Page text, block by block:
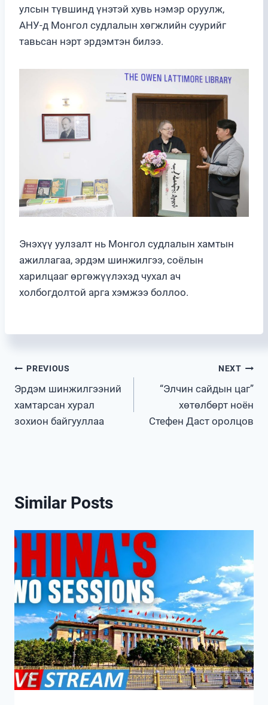
улсын түвшинд үнэтэй хувь нэмэр оруулж,
АНУ-д Монгол судлалын хөгжлийн суурийг
тавьсан нэрт эрдэмтэн билээ.
Энэхүү уулзалт нь Монгол судлалын хамтын
ажиллагаа, эрдэм шинжилгээ, соёлын
харилцааг өргөжүүлэхэд чухал ач
холбогдолтой арга хэмжээ боллоо.
Post
navigation
PREVIOUS
Эрдэм шинжилгээний
хамтарсан хурал
зохион байгууллаа
NEXT
“Элчин сайдын цаг”
хөтөлбөрт ноён
Стефен Даст оролцов
Similar Posts